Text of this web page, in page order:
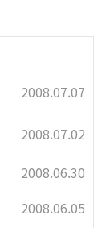
2008.07.07
2008.07.02
2008.06.30
2008.06.05